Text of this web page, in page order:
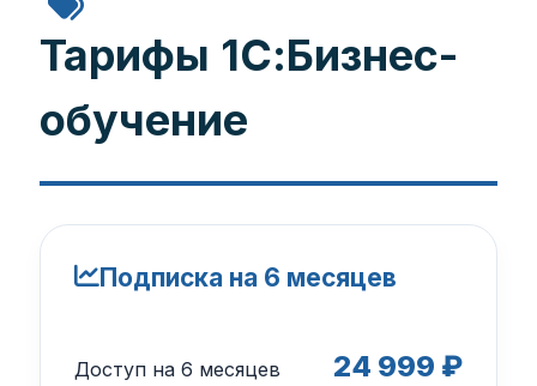
Тарифы 1С:Бизнес-
обучение
Подписка на 6 месяцев
Доступ на 6 месяцев 24 999 ₽